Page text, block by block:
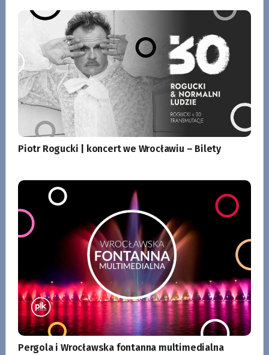
Piotr Rogucki | koncert we Wrocławiu – Bilety
Pergola i Wrocławska fontanna multimedialna